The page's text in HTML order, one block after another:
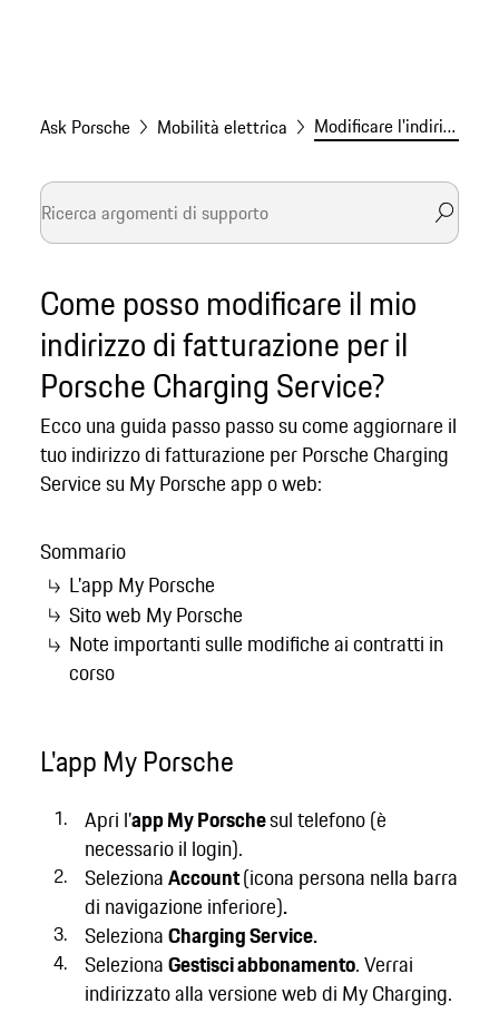
Ask Porsche Mobilità elettrica Modificare l'indirizzo di fatturazione per Charging Service
Come posso modificare il mio
indirizzo di fatturazione per il
Porsche Charging Service?
Ecco una guida passo passo su come aggiornare il
tuo indirizzo di fatturazione per Porsche Charging
Service su My Porsche app o web:
Sommario
L'app My Porsche
Sito web My Porsche
Note importanti sulle modifiche ai contratti in
corso
L'app My Porsche
Apri l'app My Porschesul telefono (è
necessario il login).
SelezionaAccount(icona persona nella barra
di navigazione inferiore).
SelezionaCharging Service.
SelezionaGestisci abbonamento. Verrai
indirizzato alla versione web di My Charging.